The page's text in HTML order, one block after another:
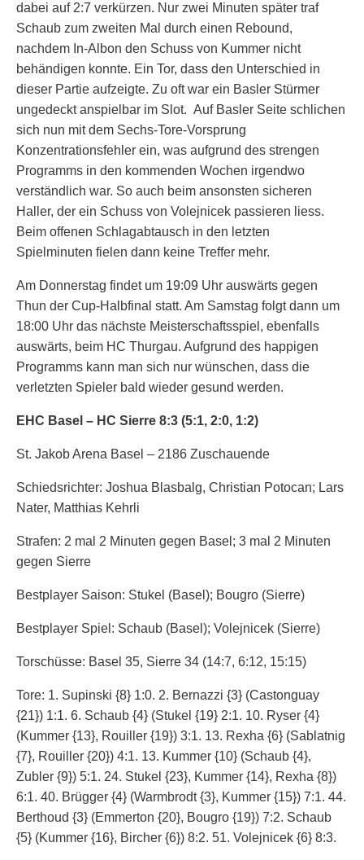
dabei auf 2:7 verkürzen. Nur zwei Minuten später traf
Schaub zum zweiten Mal durch einen Rebound,
nachdem In-Albon den Schuss von Kummer nicht
behändigen konnte. Ein Tor, dass den Unterschied in
dieser Partie aufzeigte. Zu oft war ein Basler Stürmer
ungedeckt anspielbar im Slot. Auf Basler Seite schlichen
sich nun mit dem Sechs-Tore-Vorsprung
Konzentrationsfehler ein, was aufgrund des strengen
Programms in den kommenden Wochen irgendwo
verständlich war. So auch beim ansonsten sicheren
Haller, der ein Schuss von Volejnicek passieren liess.
Beim offenen Schlagabtausch in den letzten
Spielminuten fielen dann keine Treffer mehr.
Am Donnerstag findet um 19:09 Uhr auswärts gegen
Thun der Cup-Halbfinal statt. Am Samstag folgt dann um
18:00 Uhr das nächste Meisterschaftsspiel, ebenfalls
auswärts, beim HC Thurgau. Aufgrund des happigen
Programms kann man sich nur wünschen, dass die
verletzten Spieler bald wieder gesund werden.
EHC Basel – HC Sierre 8:3 (5:1, 2:0, 1:2)
St. Jakob Arena Basel – 2186 Zuschauende
Schiedsrichter: Joshua Blasbalg, Christian Potocan; Lars
Nater, Matthias Kehrli
Strafen: 2 mal 2 Minuten gegen Basel; 3 mal 2 Minuten
gegen Sierre
Bestplayer Saison: Stukel (Basel); Bougro (Sierre)
Bestplayer Spiel: Schaub (Basel); Volejnicek (Sierre)
Torschüsse: Basel 35, Sierre 34 (14:7, 6:12, 15:15)
Tore: 1. Supinski {8} 1:0. 2. Bernazzi {3} (Castonguay
{21}) 1:1. 6. Schaub {4} (Stukel {19} 2:1. 10. Ryser {4}
(Kummer {13}, Rouiller {19}) 3:1. 13. Rexha {6} (Sablatnig
{7}, Rouiller {20}) 4:1. 13. Kummer {10} (Schaub {4},
Zubler {9}) 5:1. 24. Stukel {23}, Kummer {14}, Rexha {8})
6:1. 40. Brügger {4} (Warmbrodt {3}, Kummer {15}) 7:1. 44.
Berthoud {3} (Emmerton {20}, Bougro {19}) 7:2. Schaub
{5} (Kummer {16}, Bircher {6}) 8:2. 51. Volejnicek {6} 8:3.